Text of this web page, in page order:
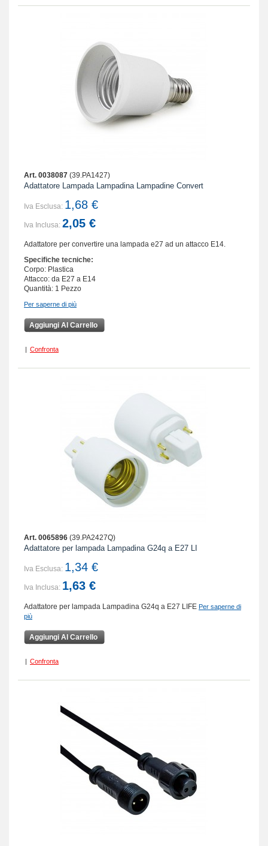
Art. 0038087 (39.PA1427)
Adattatore Lampada Lampadina Lampadine Convert
Iva Esclusa: 1,68 €
Iva Inclusa: 2,05 €
Adattatore per convertire una lampada e27 ad un attacco E14.
Specifiche tecniche:
Corpo: Plastica
Attacco: da E27 a E14
Quantità: 1 Pezzo
Per saperne di più
Aggiungi Al Carrello
| Confronta
Art. 0065896 (39.PA2427Q)
Adattatore per lampada Lampadina G24q a E27 LI
Iva Esclusa: 1,34 €
Iva Inclusa: 1,63 €
Adattatore per lampada Lampadina G24q a E27 LIFE Per saperne di
più
Aggiungi Al Carrello
| Confronta